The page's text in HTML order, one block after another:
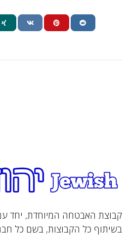
קבוצת האבטחה המיוחדת, יחד
בשיתוף כל הקבוצות, בשם כל